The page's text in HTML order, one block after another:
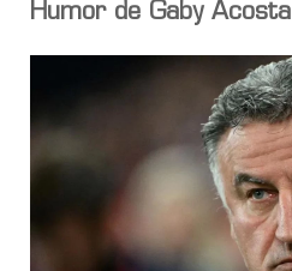
Humor de Gaby Acosta